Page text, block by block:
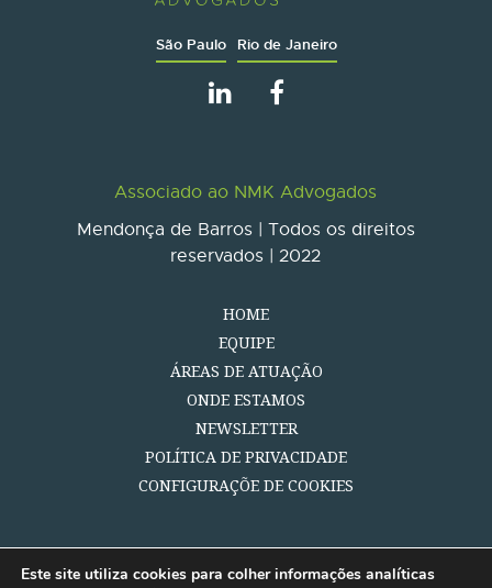
São Paulo Rio de Janeiro
Associado ao NMK Advogados
Mendonça de Barros | Todos os direitos
reservados | 2022
HOME
EQUIPE
ÁREAS DE ATUAÇÃO
ONDE ESTAMOS
NEWSLETTER
POLÍTICA DE PRIVACIDADE
CONFIGURAÇÕE DE COOKIES
Este site utiliza cookies para colher informações analíticas